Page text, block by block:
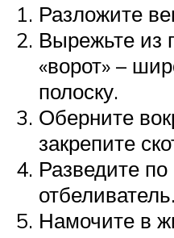
Разложите
Вырежьте из
«ворот» –
полоску.
Оберните
закрепите
Разведите по
отбеливатель.
Намочите в